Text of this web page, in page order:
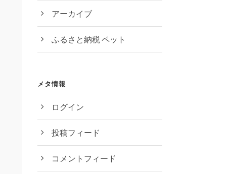
アーカイブ
ふるさと納税 ペット
メタ情報
ログイン
投稿フィード
コメントフィード